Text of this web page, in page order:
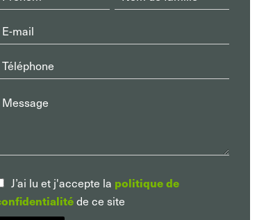
J’ai lu et j'accepte la politique de
de ce site